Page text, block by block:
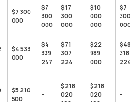
$7 300
000
$7
300
000
$17
300
000
$10
000
000
$7
300
000
$4 533
000
$4
339
247
$71
307
224
$22
989
000
$48
318
224
$5 210
500
–
$218
020
$218
020
–